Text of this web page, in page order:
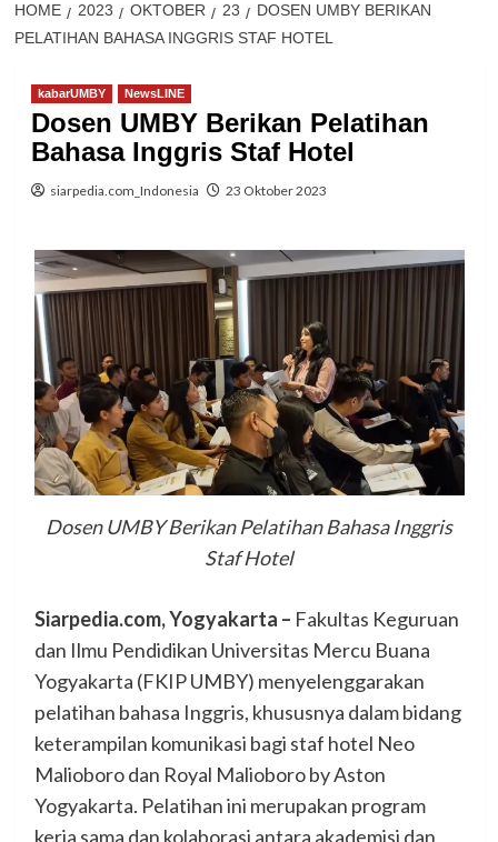
HOME 2023 OKTOBER 23
DOSEN UMBY BERIKAN
PELATIHAN BAHASA INGGRIS STAF HOTEL
kabarUMBY NewsLINE
Dosen UMBY Berikan Pelatihan
Bahasa Inggris Staf Hotel
siarpedia.com_Indonesia 23 Oktober 2023
Dosen UMBY Berikan Pelatihan Bahasa Inggris
Staf Hotel
Siarpedia.com, Yogyakarta – Fakultas Keguruan
dan Ilmu Pendidikan Universitas Mercu Buana
Yogyakarta (FKIP UMBY) menyelenggarakan
pelatihan bahasa Inggris, khususnya dalam bidang
keterampilan komunikasi bagi staf hotel Neo
Malioboro dan Royal Malioboro by Aston
Yogyakarta. Pelatihan ini merupakan program
kerja sama dan kolaborasi antara akademisi dan